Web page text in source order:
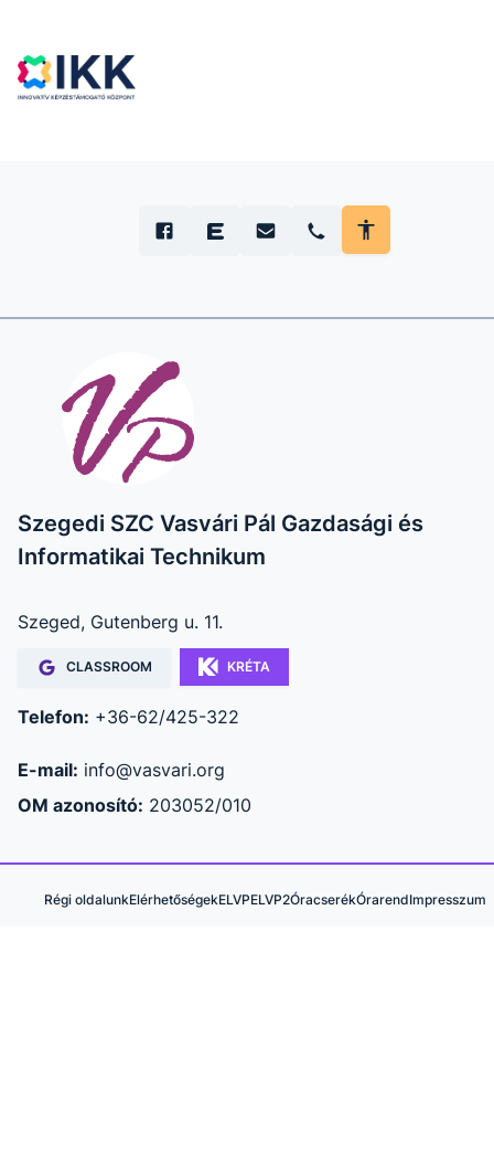
Szegedi SZC Vasvári Pál Gazdasági és
Informatikai Technikum
Szeged, Gutenberg u. 11.
CLASSROOM KRÉTA
Telefon: +36-62/425-322
E-mail: info@vasvari.org
OM azonosító: 203052/010
Régi oldalunkElérhetőségekELVPELVP2ÓracserékÓrarendImpresszum